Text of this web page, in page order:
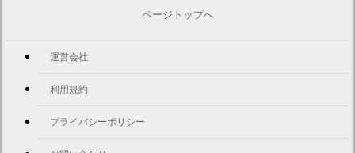
ページトップへ
運営会社
利用規約
プライバシーポリシー